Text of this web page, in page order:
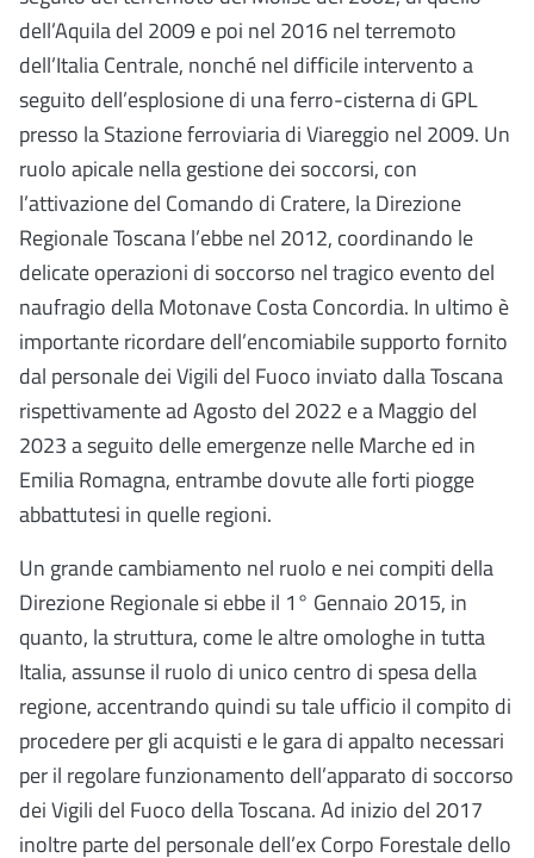
dell’Aquila del 2009 e poi nel 2016 nel terremoto
dell’Italia Centrale, nonché nel difficile intervento a
seguito dell’esplosione di una ferro-cisterna di GPL
presso la Stazione ferroviaria di Viareggio nel 2009. Un
ruolo apicale nella gestione dei soccorsi, con
l’attivazione del Comando di Cratere, la Direzione
Regionale Toscana l’ebbe nel 2012, coordinando le
delicate operazioni di soccorso nel tragico evento del
naufragio della Motonave Costa Concordia. In ultimo è
importante ricordare dell’encomiabile supporto fornito
dal personale dei Vigili del Fuoco inviato dalla Toscana
rispettivamente ad Agosto del 2022 e a Maggio del
2023 a seguito delle emergenze nelle Marche ed in
Emilia Romagna, entrambe dovute alle forti piogge
abbattutesi in quelle regioni.
Un grande cambiamento nel ruolo e nei compiti della
Direzione Regionale si ebbe il 1° Gennaio 2015, in
quanto, la struttura, come le altre omologhe in tutta
Italia, assunse il ruolo di unico centro di spesa della
regione, accentrando quindi su tale ufficio il compito di
procedere per gli acquisti e le gara di appalto necessari
per il regolare funzionamento dell’apparato di soccorso
dei Vigili del Fuoco della Toscana. Ad inizio del 2017
inoltre parte del personale dell’ex Corpo Forestale dello